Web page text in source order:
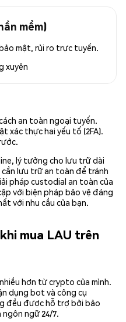
mềm)
mật, rủi ro trực tuyến.
xuyên
an toàn ngoại tuyến.
xác thực hai yếu tố (2FA).
lý tưởng cho lưu trữ dài
lưu trữ an toàn để tránh
pháp custodial an toàn của
với biện pháp bảo vệ đáng
với nhu cầu của bạn.
mua LAU trên
hơn từ crypto của mình.
dụng bot và công cụ
đều được hỗ trợ bởi bảo
ngữ 24/7.